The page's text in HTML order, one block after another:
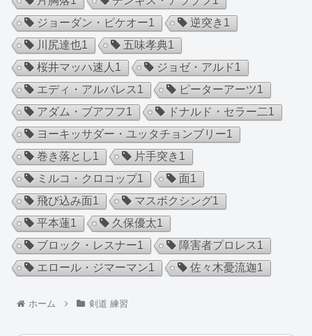
ジョーダン・ピケオー1 逆突き 1
川尻達也1 五味孝典1
桜井マッハ速人 1 ジョゼ・アルド1
エディ・アルバレス1 ピーターアーツ1
アダム・ブアフフ1 ドナルド・セラー二1
ヨーキッサダー・ユッタチョンブリー1
巻き落とし1 片手突き 1
ミルコ・クロコップ1 面1
飛び込み面1 マスボクシング1
平本蓮1 久保優太1
ブロック・レスナー1 障害者プロレス1
エロール・ジマーマン1 佐々木憂流迦1
ホーム 剣道 練習